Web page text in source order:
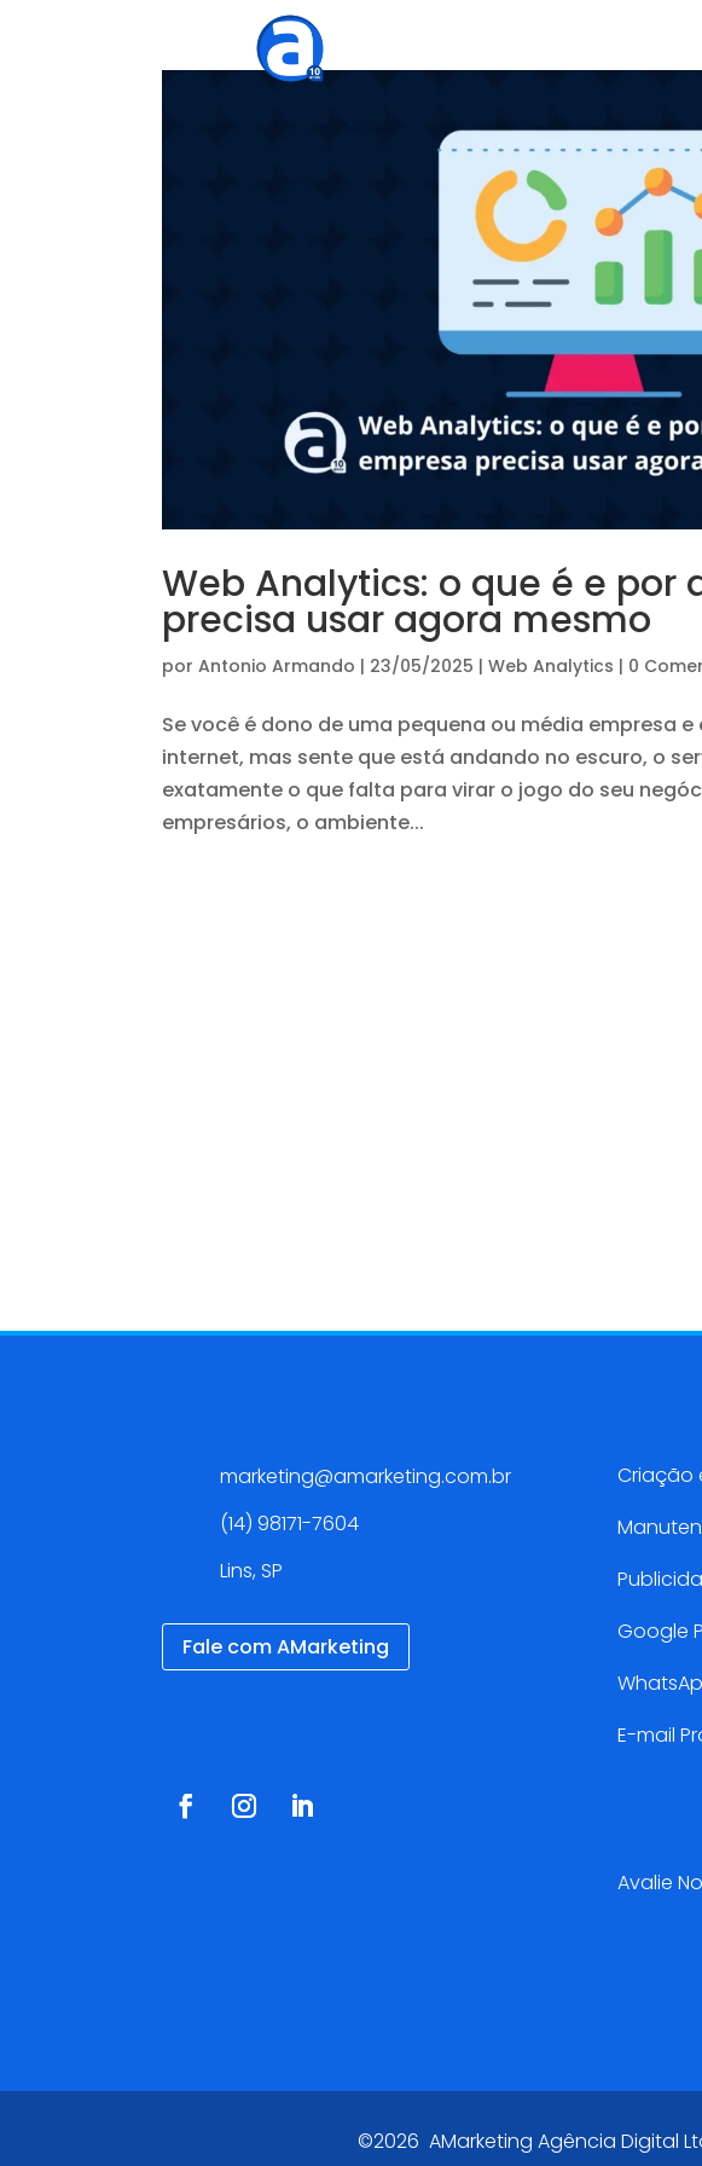
Web Analytics: o que é e por
precisa usar agora mesmo
porAntonio Armando | 23/05/2025 |Web Analytics | 0
Se você é dono de uma pequena ou média empresa
internet, mas sente que está andando no escuro, o
exatamente o que falta para virar o jogo do seu
empresários, o ambiente...
marketing@amarketing.com.br
(14) 98171-7604
Lins, SP
Fale com AMarketing
Criação
Google
E-mail
Avalie
©2026 AMarketing Agência Digital